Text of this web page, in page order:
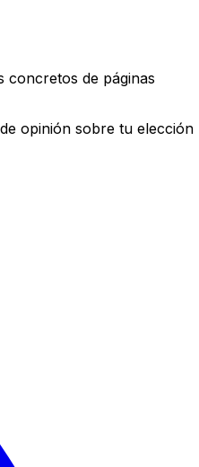
concretos de páginas
opinión sobre tu elección